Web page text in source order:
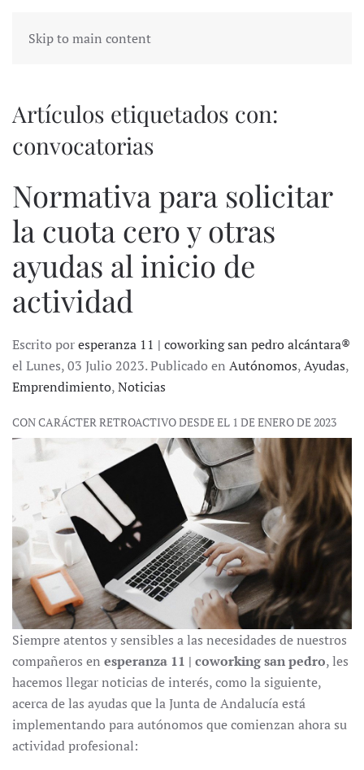
Skip to main content
Artículos etiquetados con:
convocatorias
Normativa para solicitar
la cuota cero y otras
ayudas al inicio de
actividad
Escrito poresperanza 11 | coworking san pedro alcántara®
el Lunes, 03 Julio 2023. Publicado en Autónomos,Ayudas,
Emprendimiento,Noticias
CON CARÁCTER RETROACTIVO DESDE EL 1 DE ENERO DE 2023
Siempre atentos y sensibles a las necesidades de nuestros
compañeros en esperanza 11 | coworking san pedro, les
hacemos llegar noticias de interés, como la siguiente,
acerca de las ayudas que la Junta de Andalucía está
implementando para autónomos que comienzan ahora su
actividad profesional: